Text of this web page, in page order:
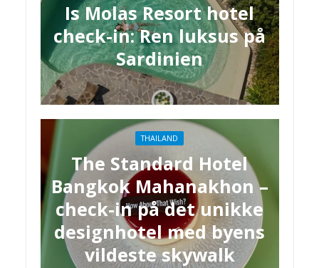
Is Molas Resort hotel
check-in: Ren luksus på
Sardinien
THAILAND
The Standard Hotel
Bangkok Mahanakhon –
check-in på det unikke
designhotel med byens
vildeste skywalk